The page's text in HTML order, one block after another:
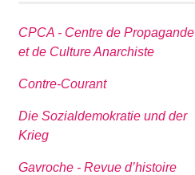
CPCA - Centre de Propagande
et de Culture Anarchiste
Contre-Courant
Die Sozialdemokratie und der
Krieg
Gavroche - Revue d’histoire